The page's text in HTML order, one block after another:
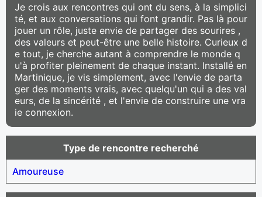
Je crois aux rencontres qui ont du sens, à la simplici
té, et aux conversations qui font grandir. Pas là pour
jouer un rôle, juste envie de partager des sourires ,
des valeurs et peut-être une belle histoire. Curieux d
e tout, je cherche autant à comprendre le monde q
u'à profiter pleinement de chaque instant. Installé en
Martinique, je vis simplement, avec l'envie de parta
ger des moments vrais, avec quelqu'un qui a des val
eurs, de la sincérité , et l'envie de construire une vra
ie connexion.
Type de rencontre recherché
Amoureuse